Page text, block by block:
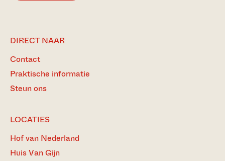
DIRECT NAAR
Contact
Praktische informatie
Steun ons
LOCATIES
Hof van Nederland
Huis Van Gijn